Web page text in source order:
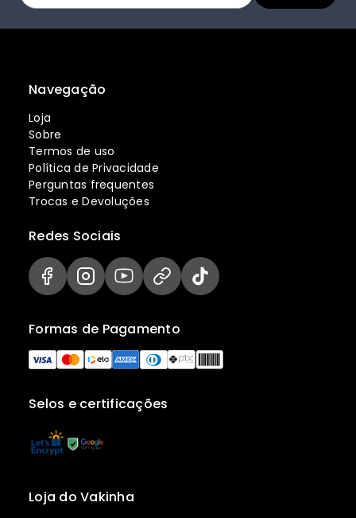
Navegação
Loja
Sobre
Termos de uso
Política de Privacidade
Perguntas frequentes
Trocas e Devoluções
Selos e certificações
Formas de Pagamento
Redes Sociais
Loja do Vakinha